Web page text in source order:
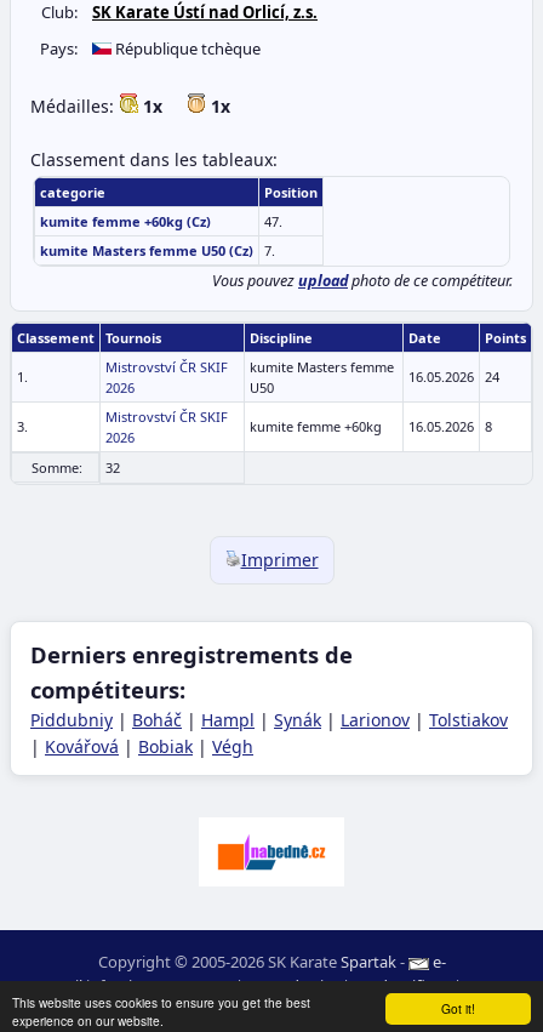
Got it!
This website uses cookies to ensure you get the best
experience on our website.
Club:
SK Karate Ústí nad Orlicí, z.s.
Pays:
République tchèque
Médailles: 1x 1x
Classement dans les tableaux:
categorie
Position
kumite femme +60kg (Cz)
47.
kumite Masters femme U50 (Cz) 7.
Vous pouvezuploadphoto de ce compétiteur.
Classement Tournois Discipline Date Points
1.
Mistrovství ČR SKIF
2026
kumite Masters femme
U50
16.05.2026 24
3.
Mistrovství ČR SKIF
2026
kumite femme +60kg 16.05.2026 8
Somme: 32
Imprimer
Derniers enregistrements de
compétiteurs:
Piddubniy | Boháč | Hampl | Synák | Larionov | Tolstiakov
| Kovářová | Bobiak | Végh
Copyright © 2005-2026 SK KarateSpartak-
e-
mail:moc.ceretarak@ofni|Carte du site| Identifiant|RSS
webdesign:Ing. Pavel Švojgr,résultats karate : Mgr. Jiří Kotala